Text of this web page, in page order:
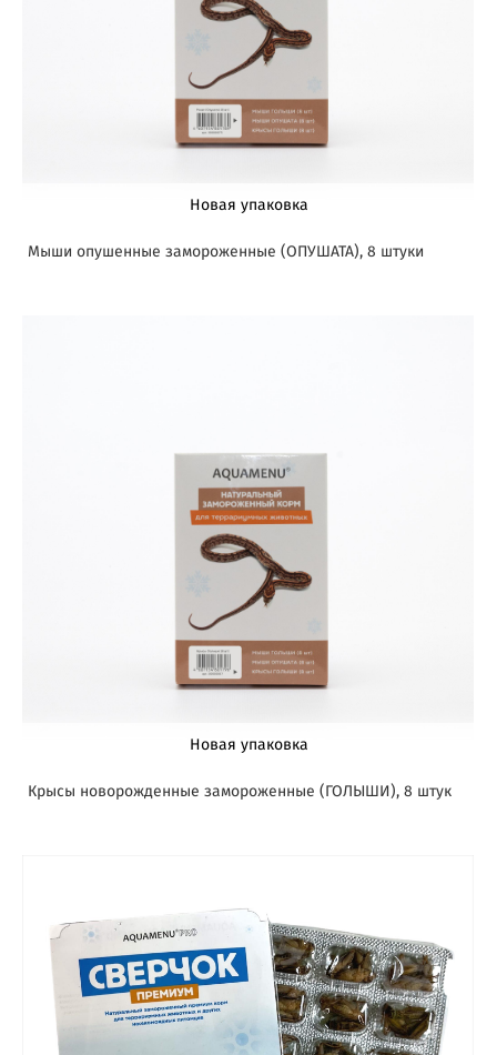
Новая упаковка
Мыши опушенные замороженные (ОПУШАТА), 8 штуки
Новая упаковка
Крысы новорожденные замороженные (ГОЛЫШИ), 8 штук